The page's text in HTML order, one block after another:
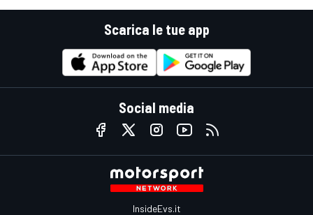
Scarica le tue app
Social media
InsideEvs.it